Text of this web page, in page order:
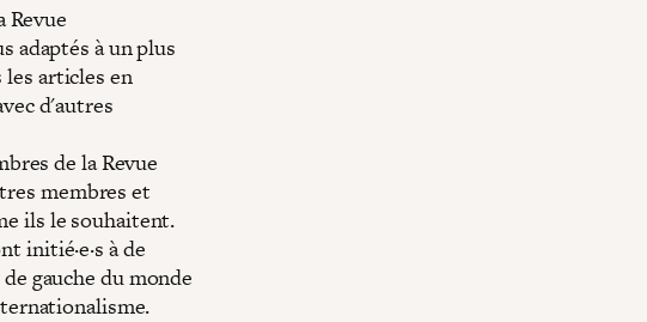
adaptés à un plus
articles en
d'autres
de la Revue
membres et
ils le souhaitent.
initié·e·s à de
gauche du monde